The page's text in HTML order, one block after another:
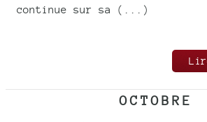
continue sur sa (...)
OCTOBRE